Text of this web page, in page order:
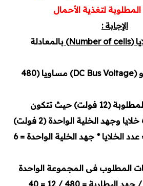
لتغذية الأحمال
الإجابة :
(
Number of cells) بالمعادلة
جهد ال UPS وهو (DC Bus Voltage) مساويا (480
* وكان جهد البطارية المطلوبة (12 فولت) حيث تتكون
حيث ( جهد البطارية = عدد الخلايا * جهد الخلية الواحدة = 6
المطلوب فى المجموعة الواحدة